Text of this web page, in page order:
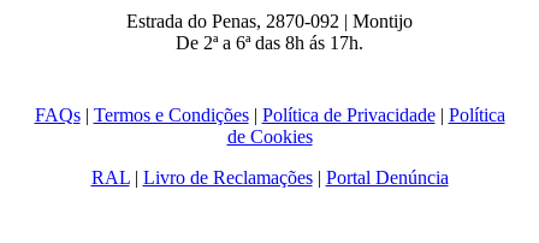
Estrada do Penas, 2870-092 | Montijo
De 2ª a 6ª das 8h ás 17h.
FAQs| Termos e Condições| Política de Privacidade| Política
de Cookies
RAL| Livro de Reclamações| Portal Denúncia